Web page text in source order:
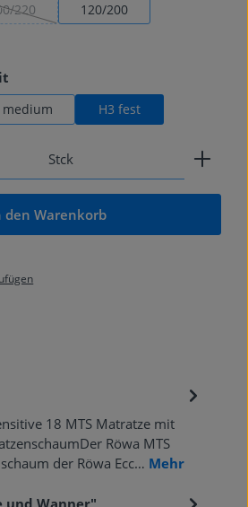
220
(Diese Option ist zurzeit nicht verfügbar.)
120/200
H2 medium H3 fest
Gib den gewünschten Wert ein
Stck
den Warenkorb
18 MTS Matratze mit
Röwa MTS
der Röwa Ecc… Mehr
und Wanner"